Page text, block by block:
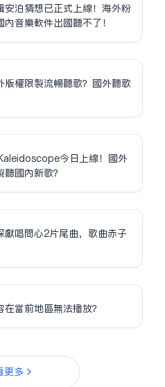
安泊猜想已正式上線！海外粉
音樂軟件出國聽不了！
權限制流暢聽歌？國外聽歌
今日上線！國外
國內新歌？
唱問心2片尾曲，歌曲赤子
當前地區無法播放？
更多